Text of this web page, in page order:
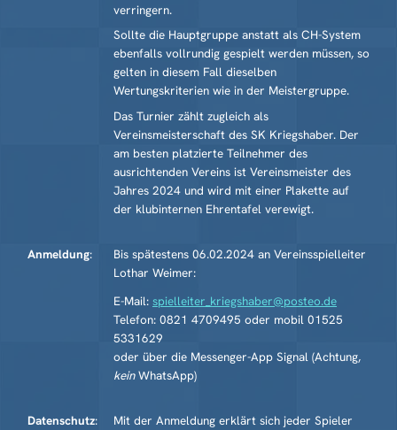
verringern.
Sollte die Hauptgruppe anstatt als CH-System
ebenfalls vollrundig gespielt werden müssen, so
gelten in diesem Fall dieselben
Wertungskriterien wie in der Meistergruppe.
Das Turnier zählt zugleich als
Vereinsmeisterschaft des SK Kriegshaber. Der
am besten platzierte Teilnehmer des
ausrichtenden Vereins ist Vereinsmeister des
Jahres 2024 und wird mit einer Plakette auf
der klubinternen Ehrentafel verewigt.
Anmeldung:
Bis spätestens 06.02.2024 an Vereinsspielleiter
Lothar Weimer:
E-Mail: spielleiter_kriegshaber@posteo.de
Telefon: 0821 4709495 oder mobil 01525
5331629
oder über die Messenger-App Signal (Achtung,
keinWhatsApp)
Datenschutz:
Mit der Anmeldung erklärt sich jeder Spieler